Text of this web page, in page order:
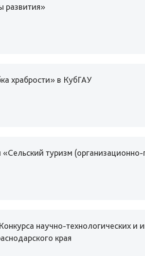
развития»
храбрости» в КубГАУ
«Сельский туризм
научно-технологических
края